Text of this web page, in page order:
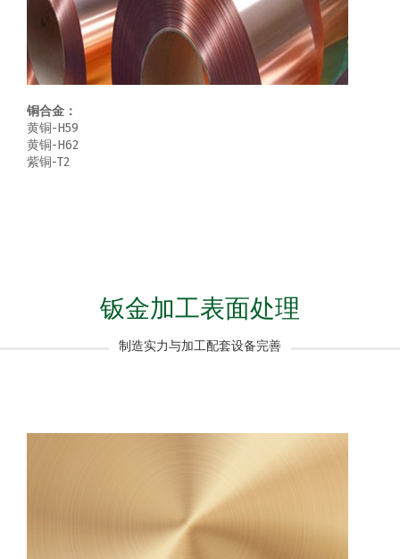
铜合金：
黄铜-H59
黄铜-H62
紫铜-T2
钣金加工表面处理
制造实力与加工配套设备完善